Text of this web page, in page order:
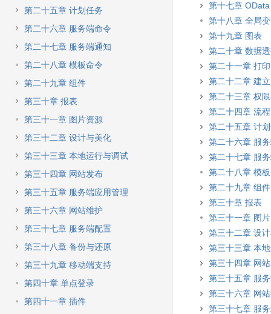
第二十五章 计划任务
第二十六章 服务端命令
第二十七章 服务端通知
第二十八章 模板命令
第二十九章 组件
第三十章 报表
第三十一章 图片资源
第三十二章 设计与美化
第三十三章 本地运行与调试
第三十四章 网站发布
第三十五章 服务端应用管理
第三十六章 网站维护
第三十七章 服务端配置
第三十八章 备份与还原
第三十九章 移动端支持
第四十章 单点登录
第四十一章 插件
第十七章 OData
第十八章 全局
第十九章 图表
第二十章 数据
第二十一章 打印
第二十二章 建
第二十三章 权
第二十四章 流程
第二十五章 计
第二十六章 服
第二十七章 服
第二十八章 模
第二十九章 组件
第三十章 报表
第三十一章 图
第三十二章 设
第三十三章 本
第三十四章 网
第三十五章 服
第三十六章 网
第三十七章 服